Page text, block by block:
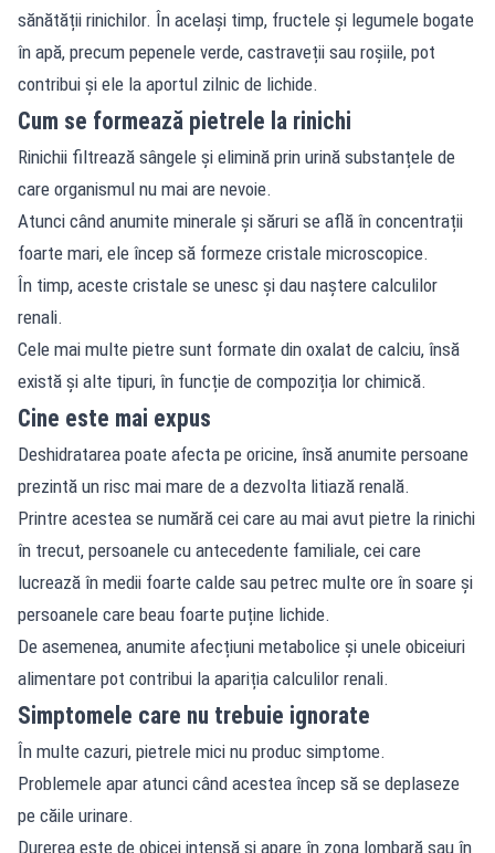
sănătății rinichilor. În același timp, fructele și legumele bogate
în apă, precum pepenele verde, castraveții sau roșiile, pot
contribui și ele la aportul zilnic de lichide.
Cum se formează pietrele la rinichi
Rinichii filtrează sângele și elimină prin urină substanțele de
care organismul nu mai are nevoie.
Atunci când anumite minerale și săruri se află în concentrații
foarte mari, ele încep să formeze cristale microscopice.
În timp, aceste cristale se unesc și dau naștere calculilor
renali.
Cele mai multe pietre sunt formate din oxalat de calciu, însă
există și alte tipuri, în funcție de compoziția lor chimică.
Cine este mai expus
Deshidratarea poate afecta pe oricine, însă anumite persoane
prezintă un risc mai mare de a dezvolta litiază renală.
Printre acestea se numără cei care au mai avut pietre la rinichi
în trecut, persoanele cu antecedente familiale, cei care
lucrează în medii foarte calde sau petrec multe ore în soare și
persoanele care beau foarte puține lichide.
De asemenea, anumite afecțiuni metabolice și unele obiceiuri
alimentare pot contribui la apariția calculilor renali.
Simptomele care nu trebuie ignorate
În multe cazuri, pietrele mici nu produc simptome.
Problemele apar atunci când acestea încep să se deplaseze
pe căile urinare.
Durerea este de obicei intensă și apare în zona lombară sau în